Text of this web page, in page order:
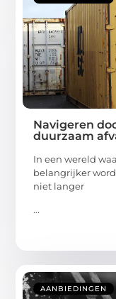
Navigeren
duurzaam
In een wereld
belangrijker
niet langer
...
AANBIEDINGEN